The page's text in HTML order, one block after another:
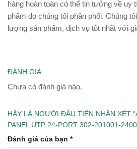
hàng hoàn toàn có thể tin tưởng về
phẩm do chúng tôi phân phối. Chúng
lượng sản phẩm, dịch vụ tốt nhất với
ĐÁNH GIÁ
Chưa có đánh giá nào.
HÃY LÀ NGƯỜI ĐẦU TIÊN NHẬN XÉT
PANEL UTP 24-PORT 302-201001-
Đánh giá của bạn *